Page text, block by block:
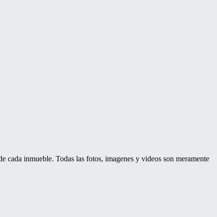
cada inmueble. Todas las fotos, imagenes y videos son meramente